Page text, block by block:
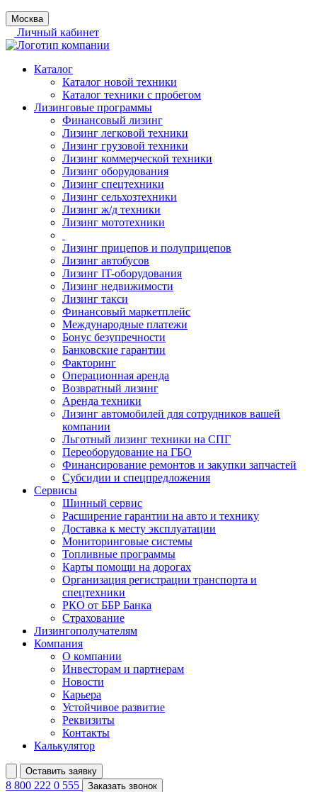
Москва
Личный кабинет
Каталог
Каталог новой техники
Каталог техники с пробегом
Лизинговые программы
Финансовый лизинг
Лизинг легковой техники
Лизинг грузовой техники
Лизинг коммерческой техники
Лизинг оборудования
Лизинг спецтехники
Лизинг сельхозтехники
Лизинг ж/д техники
Лизинг мототехники
Лизинг прицепов и полуприцепов
Лизинг автобусов
Лизинг IT-оборудования
Лизинг недвижимости
Лизинг такси
Финансовый маркетплейс
Международные платежи
Бонус безупречности
Банковские гарантии
Факторинг
Операционная аренда
Возвратный лизинг
Аренда техники
Лизинг автомобилей для сотрудников вашей
компании
Льготный лизинг техники на СПГ
Переоборудование на ГБО
Финансирование ремонтов и закупки запчастей
Субсидии и спецпредложения
Сервисы
Шинный сервис
Расширение гарантии на авто и технику
Доставка к месту эксплуатации
Мониторинговые системы
Топливные программы
Карты помощи на дорогах
Организация регистрации транспорта и
спецтехники
РКО от ББР Банка
Страхование
Лизингополучателям
Компания
О компании
Инвесторам и партнерам
Новости
Карьера
Устойчивое развитие
Реквизиты
Контакты
Калькулятор
Оставить заявку
8 800 222 0 555 Заказать звонок